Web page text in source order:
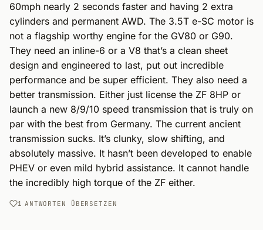
60mph nearly 2 seconds faster and having 2 extra
cylinders and permanent AWD. The 3.5T e-SC motor is
not a flagship worthy engine for the GV80 or G90.
They need an inline-6 or a V8 that’s a clean sheet
design and engineered to last, put out incredible
performance and be super efficient. They also need a
better transmission. Either just license the ZF 8HP or
launch a new 8/9/10 speed transmission that is truly on
par with the best from Germany. The current ancient
transmission sucks. It’s clunky, slow shifting, and
absolutely massive. It hasn’t been developed to enable
PHEV or even mild hybrid assistance. It cannot handle
the incredibly high torque of the ZF either.
1 ANTWORTEN ÜBERSETZEN